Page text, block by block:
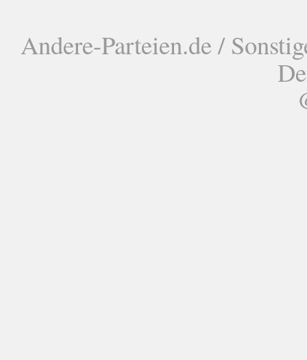
Andere-Parteien.de /